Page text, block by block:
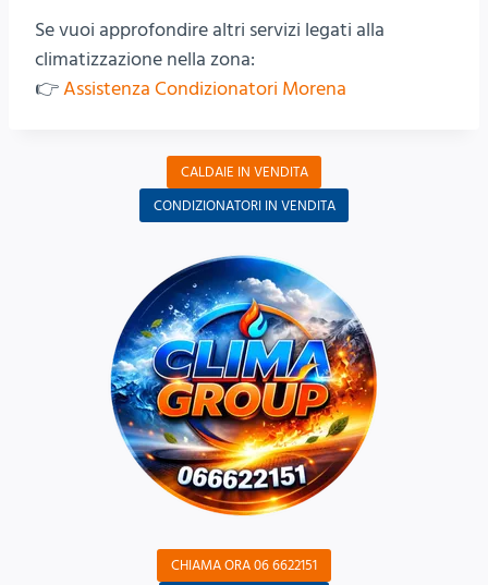
Se vuoi approfondire altri servizi legati alla
climatizzazione nella zona:
👉Assistenza Condizionatori Morena
CALDAIE IN VENDITA
CONDIZIONATORI IN VENDITA
CHIAMA ORA 06 6622151